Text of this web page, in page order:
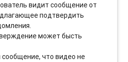
видит сообщение от
подтвердить
может бысть
сообщение, что видео не